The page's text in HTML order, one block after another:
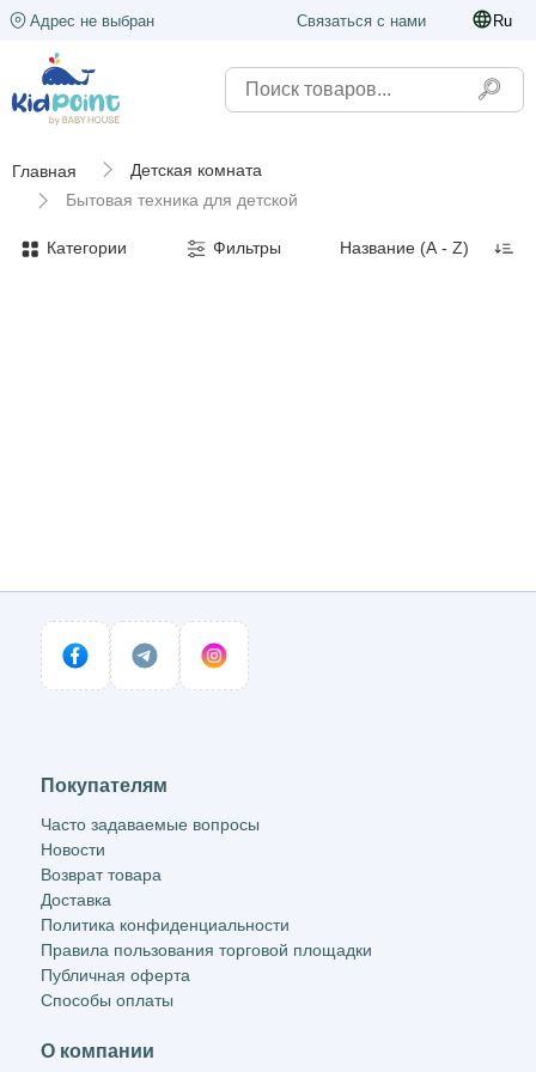
Адрес не выбран Связаться с нами Ru
Главная
Детская комната
Бытовая техника для детской
Категории Фильтры
Покупателям
Часто задаваемые вопросы
Новости
Возврат товара
Доставка
Политика конфиденциальности
Правила пользования торговой площадки
Публичная оферта
Способы оплаты
О компании